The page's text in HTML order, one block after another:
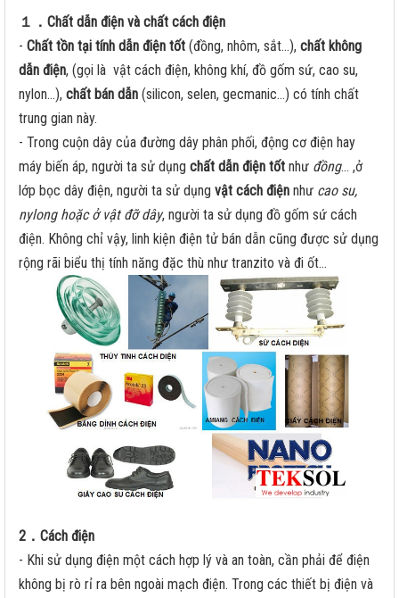
１．Chất dẫn điện và chất cách điện
- Chất tồn tại tính dẫn điện tốt (đồng, nhôm, sắt…), chất không
dẫn điện, (gọi là vật cách điện, không khí, đồ gốm sứ, cao su,
nylon…), chất bán dẫn (silicon, selen, gecmanic…) có tính chất
trung gian này.
- Trong cuộn dây của đường dây phân phối, động cơ điện hay
máy biến áp, người ta sử dụng chất dẫn điện tốt như đồng... ,ở
lớp bọc dây điện, người ta sử dụng vật cách điện như cao su,
nylong hoặc ở vật đỡ dây, người ta sử dụng đồ gốm sứ cách
điện. Không chỉ vậy, linh kiện điện tử bán dẫn cũng được sử dụng
rộng rãi biểu thị tính năng đặc thù như tranzito và đi ốt…
2．Cách điện
- Khi sử dụng điện một cách hợp lý và an toàn, cần phải để điện
không bị rò rỉ ra bên ngoài mạch điện. Trong các thiết bị điện và